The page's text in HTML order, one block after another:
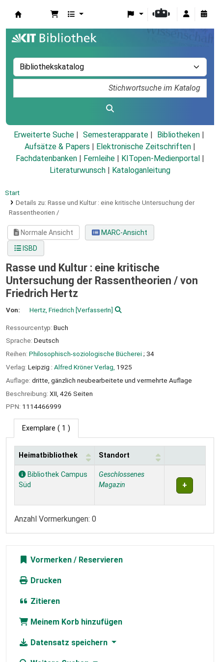
Erweiterte Suche Semesterapparate
Bibliotheken
Aufsätze & Papers
Elektronische Zeitschriften
Fachdatenbanken
Fernleihe KITopen-Medienportal
Literaturwunsch
Kataloganleitung
Start
Details zu: Rasse und Kultur : eine kritische Untersuchung der
Rassentheorien /
Normale Ansicht
MARC-Ansicht
ISBD
Rasse und Kultur : eine kritische
Untersuchung der Rassentheorien / von
Friedrich Hertz
Von: Hertz, Friedrich [VerfasserIn]
Ressourcentyp: Buch
Sprache: Deutsch
Reihen: Philosophisch-soziologische Bücherei; 34
Verlag: Leipzig : Alfred Kröner Verlag, 1925
Auflage: dritte, gänzlich neubearbeitete und vermehrte Auflage
Beschreibung: XII, 426 Seiten
PPN: 1114466999
Exemplare ( 1 )
Exemplare
Heimatbibliothek Standort
Bibliothek Campus
Süd
Geschlossenes
Magazin
Anzahl Vormerkungen: 0
Vormerken
Drucken
Zitieren
Meinem Korb hinzufügen
Datensatz speichern